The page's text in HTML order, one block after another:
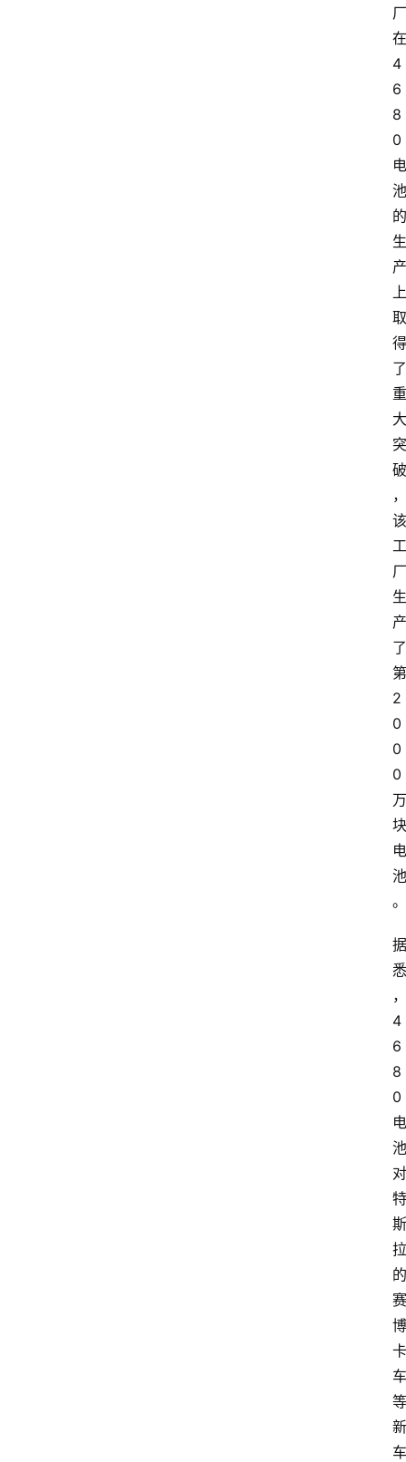
厂
在
4
6
8
0
电
池
的
生
产
上
取
得
了
重
大
突
破
，
该
工
厂
生
产
了
第
2
0
0
0
万
块
电
池
。
据
悉
，
4
6
8
0
电
池
对
特
斯
拉
的
赛
博
卡
车
等
新
车